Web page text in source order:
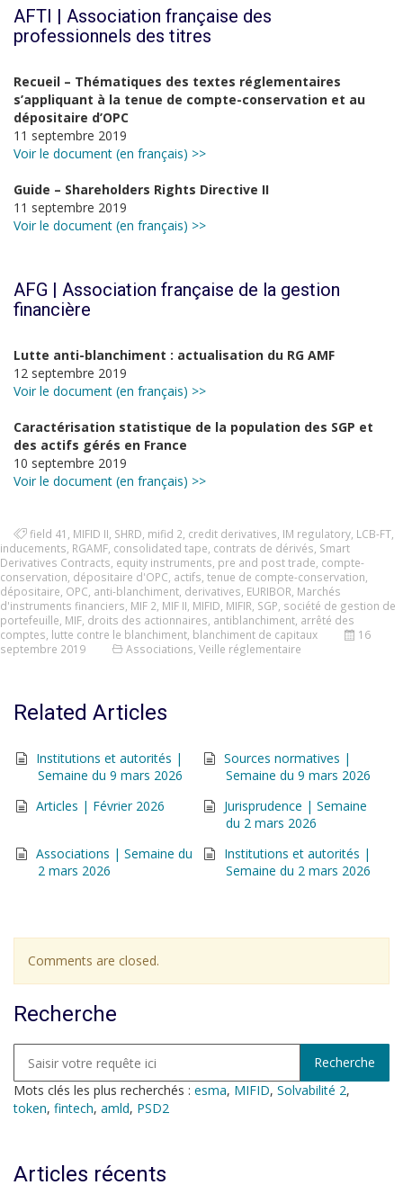
AFTI | Association française des
professionnels des titres
Recueil – Thématiques des textes réglementaires
s’appliquant à la tenue de compte-conservation et au
dépositaire d’OPC
11 septembre 2019
Voir le document (en français) >>
Guide – Shareholders Rights Directive II
11 septembre 2019
Voir le document (en français) >>
AFG | Association française de la gestion
financière
Lutte anti-blanchiment : actualisation du RG AMF
12 septembre 2019
Voir le document (en français) >>
Caractérisation statistique de la population des SGP et
des actifs gérés en France
10 septembre 2019
Voir le document (en français) >>
field 41 MIFID II SHRD mifid 2 credit derivatives IM regulatory LCB-FT
inducements RGAMF consolidated tape contrats de dérivés Smart
Derivatives Contracts equity instruments pre and post trade compte-
conservation dépositaire d'OPC actifs tenue de compte-conservation
dépositaire OPC anti-blanchiment derivatives EURIBOR Marchés
d'instruments financiers MIF 2 MIF II MIFID MIFIR SGP société de gestion de
portefeuille MIF droits des actionnaires antiblanchiment arrêté des
comptes lutte contre le blanchiment blanchiment de capitaux
16
septembre 2019
Associations Veille réglementaire
Related Articles
Institutions et autorités |
Semaine du 9 mars 2026
Sources normatives |
Semaine du 9 mars 2026
Articles | Février 2026
Jurisprudence | Semaine
du 2 mars 2026
Associations | Semaine du
2 mars 2026
Institutions et autorités |
Semaine du 2 mars 2026
Comments are closed.
Recherche
Mots clés les plus recherchés : esma, MIFID, Solvabilité 2,
token, fintech, amld, PSD2
Articles récents